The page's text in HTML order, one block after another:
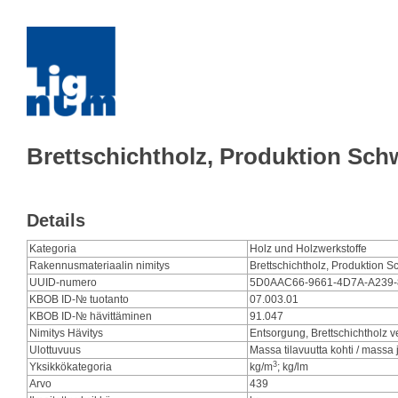
Brettschichtholz, Produktion
Details
Kategoria
Holz und Holzwerkstoffe
Rakennusmateriaalin nimitys
Brettschichtholz, Produktion
UUID-numero
5D0AAC66-9661-4D7A-
KBOB ID-№ tuotanto
07.003.01
KBOB ID-№ hävittäminen
91.047
Nimitys Hävitys
Entsorgung, Brettschichtholz
Ulottuvuus
Massa tilavuutta kohti /
Yksikkökategoria
kg/m3; kg/lm
Arvo
439